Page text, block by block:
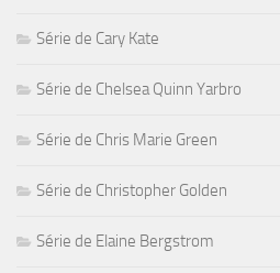
Série de Cary Kate
Série de Chelsea Quinn Yarbro
Série de Chris Marie Green
Série de Christopher Golden
Série de Elaine Bergstrom